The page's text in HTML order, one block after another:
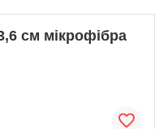
см мікрофібра